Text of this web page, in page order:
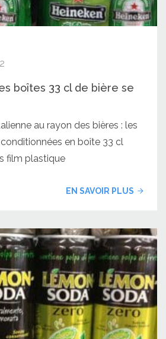
boîtes 33 cl de bière se
au rayon des bières : les
en boîte 33 cl
film plastique
EN SAVOIR PLUS